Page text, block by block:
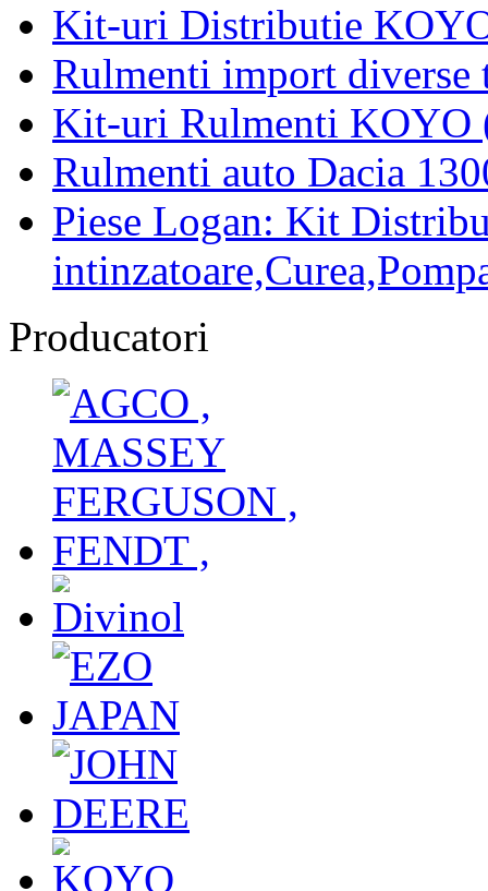
Kit-uri Distributie
Rulmenti import
Kit-uri Rulmenti KOYO
Rulmenti auto Dacia
Piese Logan: Kit
Producatori